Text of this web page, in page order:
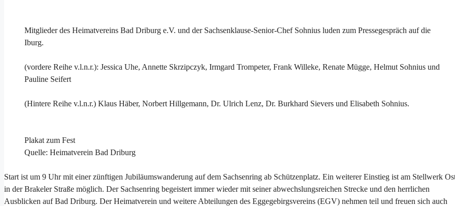
Mitglieder des Heimatvereins Bad Driburg e.V. und der Sachsenklause-Senior-Chef Sohnius luden zum Pressegespräch auf die
Iburg.
(vordere Reihe v.l.n.r.): Jessica Uhe, Annette Skrzipczyk, Irmgard Trompeter, Frank Willeke, Renate Mügge, Helmut Sohnius und
Pauline Seifert
(Hintere Reihe v.l.n.r.) Klaus Häber, Norbert Hillgemann, Dr. Ulrich Lenz, Dr. Burkhard Sievers und Elisabeth Sohnius.
Plakat zum Fest
Quelle: Heimatverein Bad Driburg
Start ist um 9 Uhr mit einer zünftigen Jubiläumswanderung auf dem Sachsenring ab Schützenplatz. Ein weiterer Einstieg ist am Stellwerk
in der Brakeler Straße möglich. Der Sachsenring begeistert immer wieder mit seiner abwechslungsreichen Strecke und den herrlichen
Ausblicken auf Bad Driburg. Der Heimatverein und weitere Abteilungen des Eggegebirgsvereins (EGV) nehmen teil und freuen sich auch